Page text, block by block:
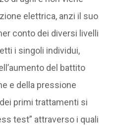
elettrica, anzi il suo
conto dei diversi livelli
i singoli individui,
del battito
e della pressione
primi trattamenti si
test” attraverso i quali